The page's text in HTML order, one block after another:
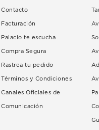
Contacto
Facturación
Palacio te escucha
Compra Segura
Rastrea tu pedido
Términos y Condiciones
Canales Oficiales de
Comunicación